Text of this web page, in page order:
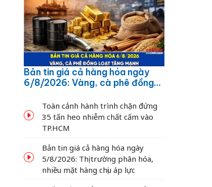
Bản tin giá cả hàng hóa ngày
6/8/2026: Vàng, cà phê đồng
Toàn cảnh hành trình chặn đứng
35 tấn heo nhiễm chất cấm vào
TP.HCM
Bản tin giá cả hàng hóa ngày
5/8/2026: Thị trường phân hóa,
nhiều mặt hàng chịu áp lực